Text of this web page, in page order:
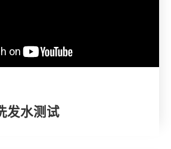
发水测试